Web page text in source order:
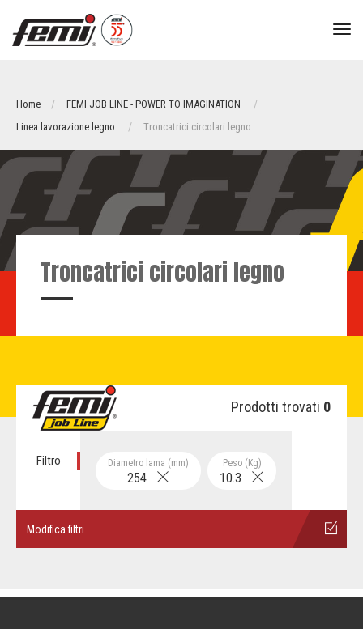
Home
FEMI JOB LINE - POWER TO IMAGINATION
Linea lavorazione legno
Troncatrici circolari legno
Troncatrici circolari legno
Prodotti trovati 0
Filtro Peso (Kg)
10.3
Diametro lama (mm)
254
Modifica filtri